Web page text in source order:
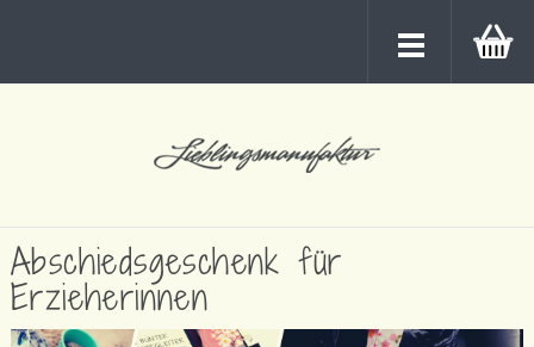
Abschiedsgeschenk für
Erzieherinnen